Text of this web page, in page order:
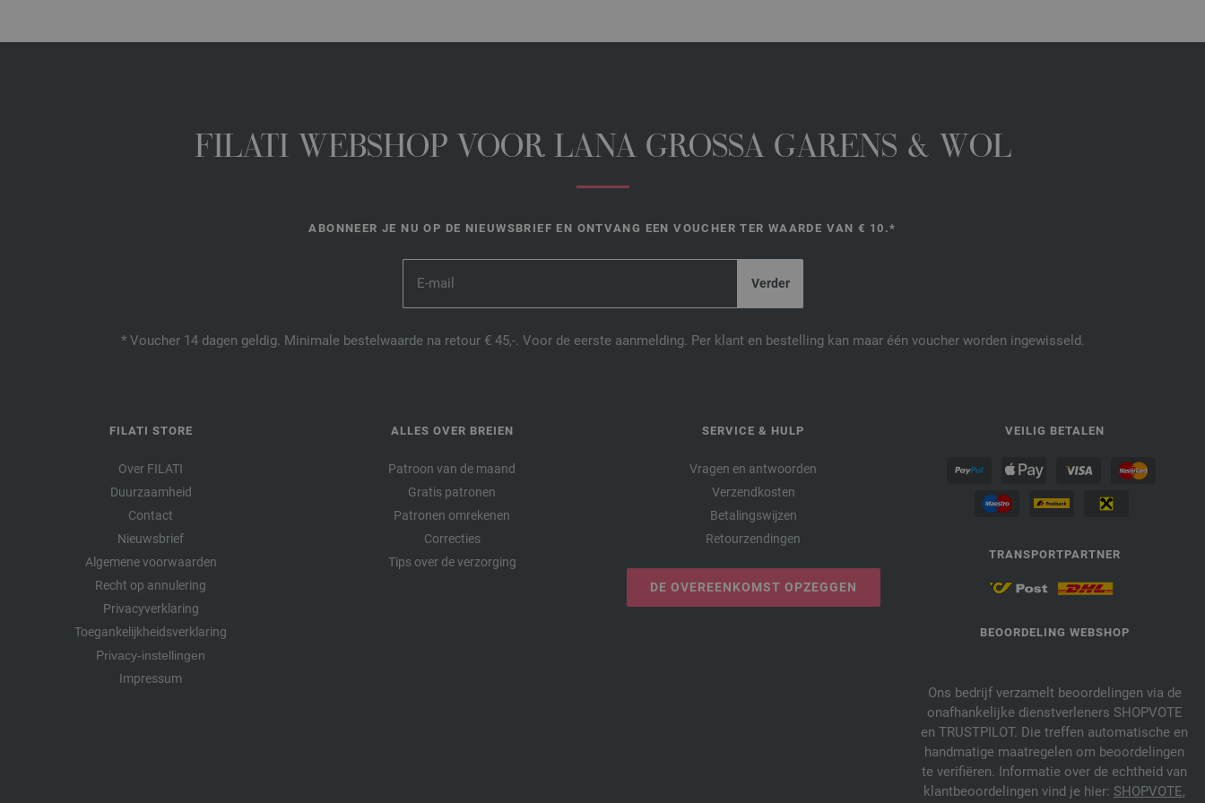
FILATI WEBSHOP VOOR LANA GROSSA GARENS & WOL
ABONNEER JE NU OP DE NIEUWSBRIEF EN ONTVANG EEN VOUCHER TER WAARDE VAN € 10.*
* Voucher 14 dagen geldig. Minimale bestelwaarde na retour € 45,-. Voor de eerste aanmelding. Per klant en bestelling kan maar één voucher worden ingewisseld.
FILATI STORE
Over FILATI
Duurzaamheid
Contact
Nieuwsbrief
Algemene voorwaarden
Recht op annulering
Privacyverklaring
Toegankelijkheidsverklaring
Privacy-instellingen
Impressum
ALLES OVER BREIEN
Patroon van de maand
Gratis patronen
Patronen omrekenen
Correcties
Tips over de verzorging
SERVICE & HULP
Vragen en antwoorden
Verzendkosten
Betalingswijzen
Retourzendingen
DE OVEREENKOMST OPZEGGEN
VEILIG BETALEN
TRANSPORTPARTNER
BEOORDELING WEBSHOP
Ons bedrijf verzamelt beoordelingen via de
onafhankelijke dienstverleners SHOPVOTE
en TRUSTPILOT. Die treffen automatische en
handmatige maatregelen om beoordelingen
te verifiëren. Informatie over de echtheid van
klantbeoordelingen vind je hier: SHOPVOTE,